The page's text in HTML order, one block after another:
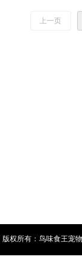
上一页
版权所有：鸟味食王